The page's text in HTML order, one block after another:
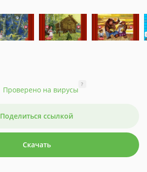
Проверено на вирусы
?
Поделиться ссылкой
Скачать